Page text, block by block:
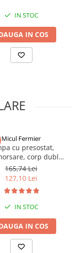
IN STOC
IN COS
Micul Fermier
cu presostat,
corp dublu,
litri / minut, 110PSI,
bari Pandora
165,74 Lei
127,10 Lei
IN STOC
IN COS